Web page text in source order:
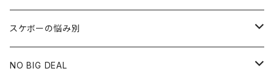
スケボーの悩み別
膝や腰が痛い
NO BIG DEAL